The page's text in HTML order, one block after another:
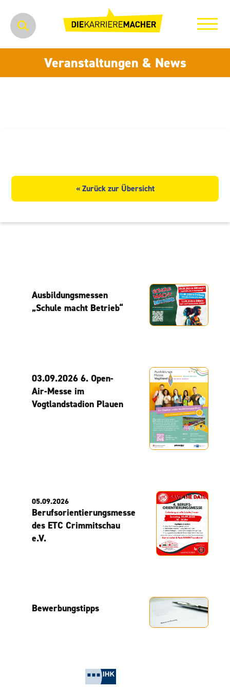
Veranstaltungen & News
« Zurück zur Übersicht
Ausbildungsmessen
„Schule macht Betrieb“
03.09.2026 6. Open-
Air-Messe im
Vogtlandstadion Plauen
05.09.2026
Berufsorientierungsmesse
des ETC Crimmitschau
e.V.
Bewerbungstipps